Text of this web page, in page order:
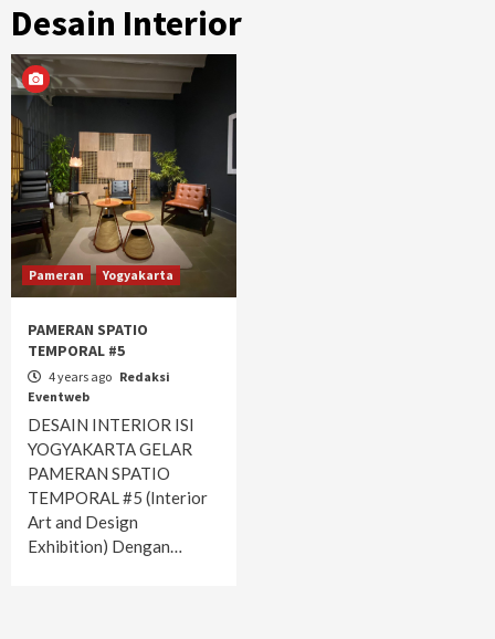
Desain Interior
Pameran Yogyakarta
PAMERAN SPATIO
TEMPORAL #5
4 years ago Redaksi
Eventweb
DESAIN INTERIOR ISI
YOGYAKARTA GELAR
PAMERAN SPATIO
TEMPORAL #5 (Interior
Art and Design
Exhibition) Dengan…